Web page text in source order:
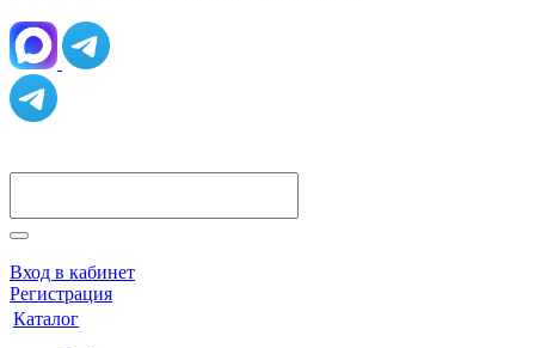
Вход в кабинет
Регистрация
Каталог